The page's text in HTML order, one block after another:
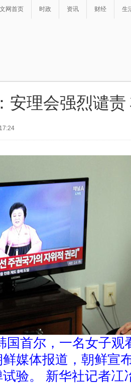
网首页 时政 资讯 财经 生
安理会强烈谴
国首尔，一名女子观
媒体报道，朝鲜宣
试验。 新华社记者冮